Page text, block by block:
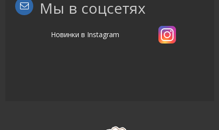
Мы в соцсетях
Новинки в Instagram